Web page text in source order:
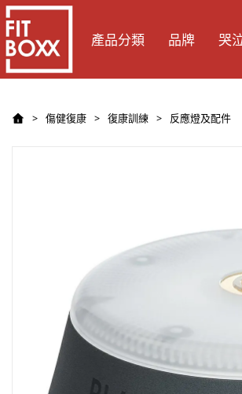
產品分類 品牌 哭
> 傷健復康 > 復康訓練 > 反應燈及配件